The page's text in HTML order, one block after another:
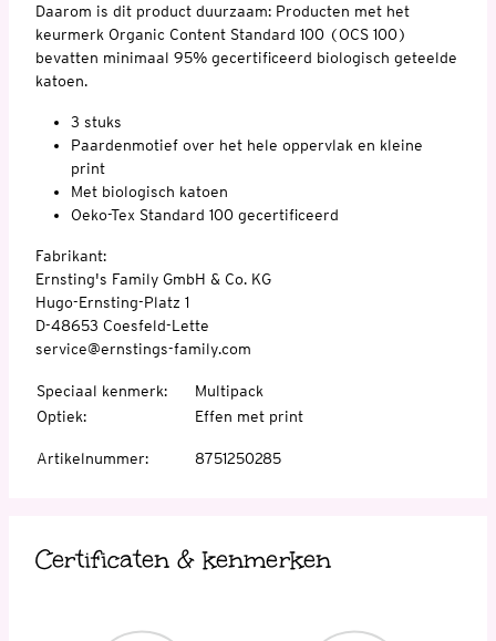
Daarom is dit product duurzaam: Producten met het
keurmerk Organic Content Standard 100 (OCS 100)
bevatten minimaal 95% gecertificeerd biologisch geteelde
katoen.
3 stuks
Paardenmotief over het hele oppervlak en kleine
print
Met biologisch katoen
Oeko-Tex Standard 100 gecertificeerd
Fabrikant:
Ernsting's Family GmbH & Co. KG
Hugo-Ernsting-Platz 1
D-48653 Coesfeld-Lette
service@ernstings-family.com
Speciaal kenmerk:
Multipack
Optiek: Effen met print
Artikelnummer: 8751250285
Certificaten & kenmerken